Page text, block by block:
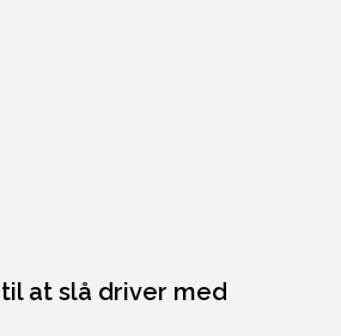
at slå driver med